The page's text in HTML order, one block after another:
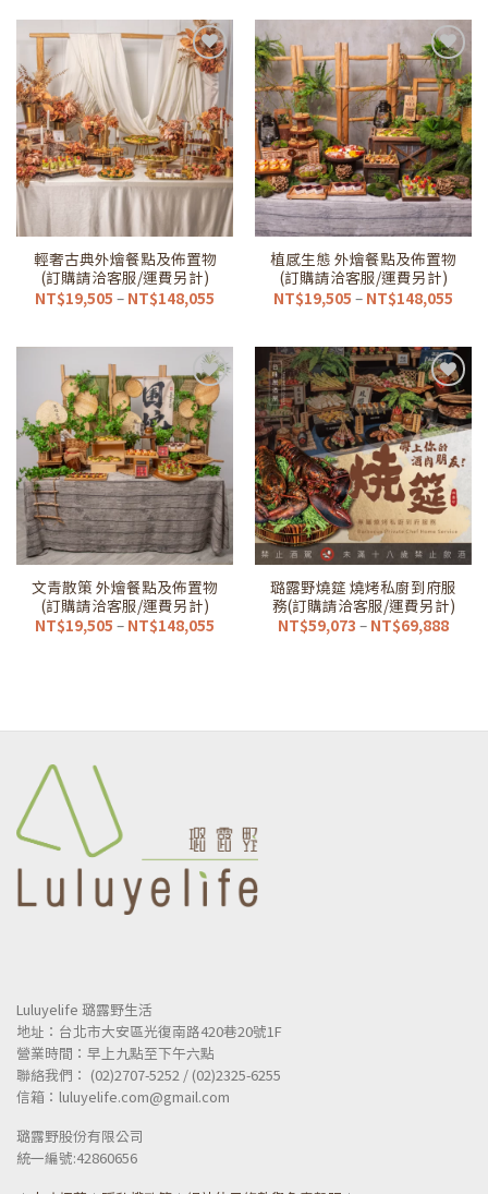
NT$19,505
到
NT$148,055
到
加到
我的
最愛
清單
輕奢古典外燴餐點及佈置物
(訂購請洽客服/運費另計)
NT$19,505 – NT$148,055
NT$19,505
到
NT$148,055
加到
我的
最愛
清單
植感生態 外燴餐點及佈置物
(訂購請洽客服/運費另計)
NT$19,505 – NT$148,055
到
加到
我的
最愛
清單
文青散策 外燴餐點及佈置物
(訂購請洽客服/運費另計)
NT$19,505 – NT$148,055
加到
我的
最愛
清單
璐露野燒筵 燒烤私廚到府服
務(訂購請洽客服/運費另計)
NT$59,073 – NT$69,888價
Luluyelife 璐露野生活
地址：台北市大安區光復南路420巷20號1F
營業時間：早上九點至下午六點
聯絡我們： (02)2707-5252 / (02)2325-6255
信箱：luluyelife.com@gmail.com
璐露野股份有限公司
統一編號:42860656